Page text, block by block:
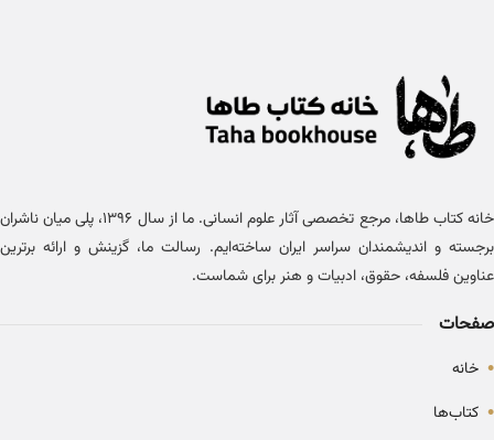
خانه کتاب طاها، مرجع تخصصی آثار علوم انسانی. ما از سال ۱۳۹۶، پلی میان ناشران
برجسته و اندیشمندان سراسر ایران ساخته‌ایم. رسالت ما، گزینش و ارائه برترین
عناوین فلسفه، حقوق، ادبیات و هنر برای شماست.
صفحات
• خانه
• کتاب‌ها